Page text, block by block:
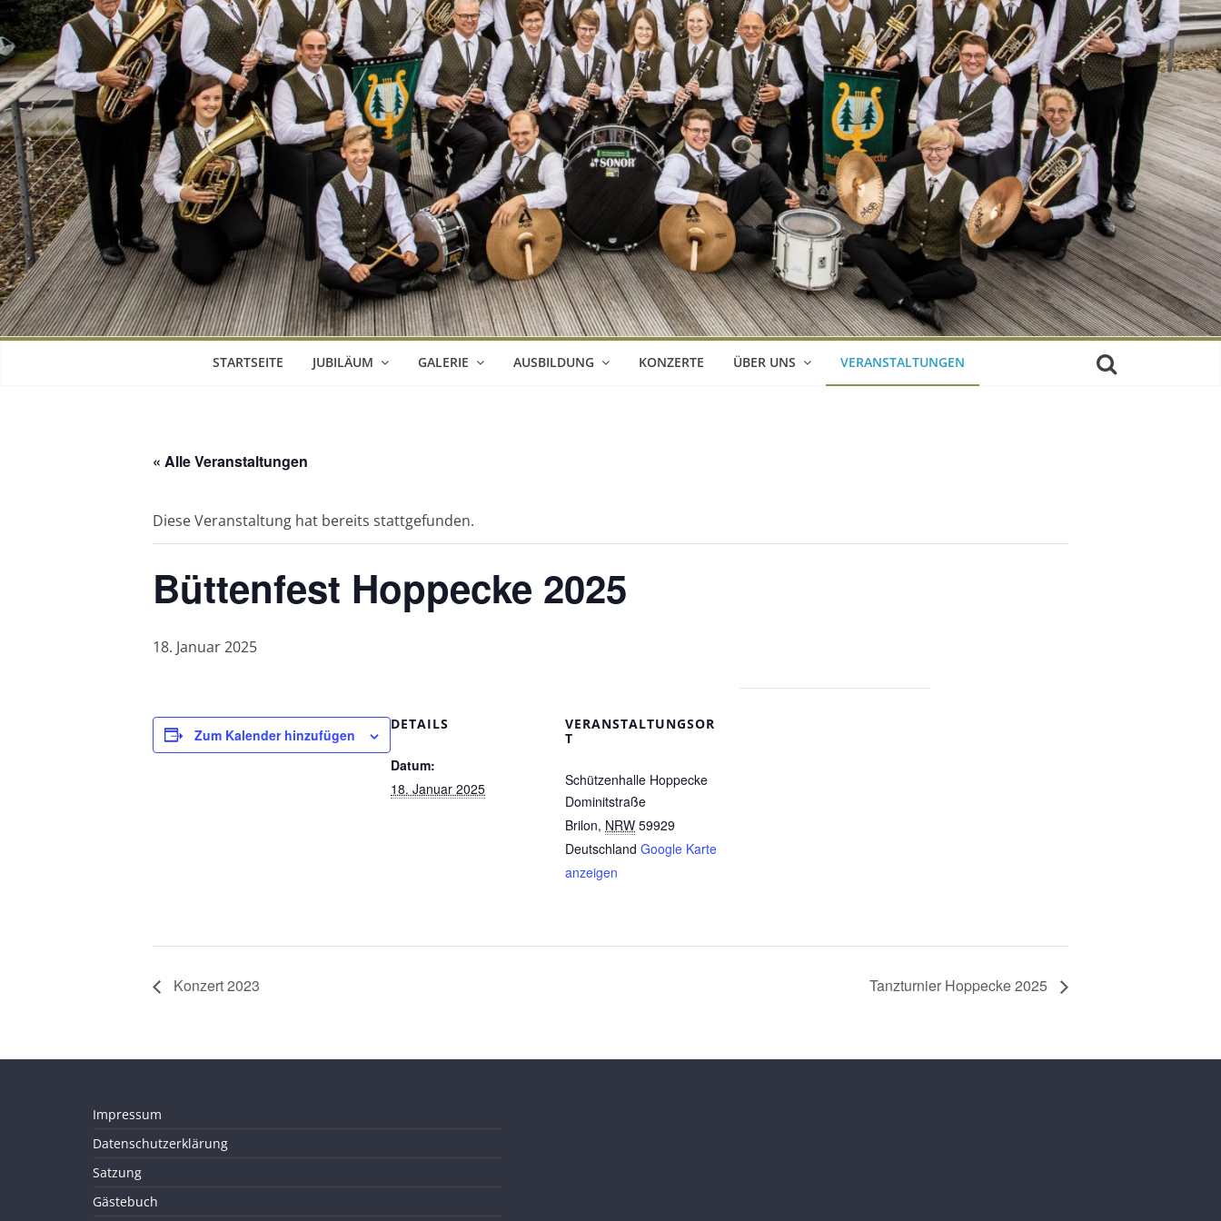
STARTSEITE JUBILÄUM GALERIE AUSBILDUNG KONZERTE ÜBER UNS VERANSTALTUNGEN
« Alle Veranstaltungen
Diese Veranstaltung hat bereits stattgefunden.
Büttenfest Hoppecke 2025
18. Januar 2025
Zum Kalender hinzufügen
DETAILS
Datum:
18. Januar 2025
VERANSTALTUNGSOR
T
Schützenhalle Hoppecke
Dominitstraße
Brilon, NRW 59929
Deutschland Google Karte
anzeigen
Konzert 2023 Tanzturnier Hoppecke 2025
Impressum
Datenschutzerklärung
Satzung
Gästebuch